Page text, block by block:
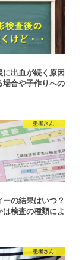
に出血が続く原因
場合や子作りへの
患者さん
ーの結果はいつ？
は検査の種類によ
患者さん